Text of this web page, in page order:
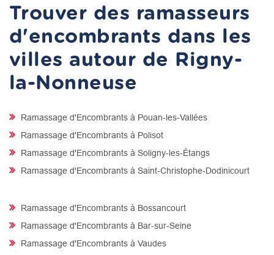
Trouver des ramasseurs
d'encombrants dans les
villes autour de Rigny-
la-Nonneuse
Ramassage d'Encombrants à Pouan-les-Vallées
Ramassage d'Encombrants à Polisot
Ramassage d'Encombrants à Soligny-les-Étangs
Ramassage d'Encombrants à Saint-Christophe-Dodinicourt
Ramassage d'Encombrants à Bossancourt
Ramassage d'Encombrants à Bar-sur-Seine
Ramassage d'Encombrants à Vaudes